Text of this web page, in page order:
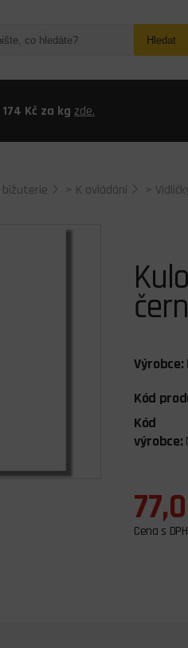
Hledat
174 Kč za kg zde.
> K ovládání >
Výrobce:
Kód
Kód
výrobce:
Cena s DPH